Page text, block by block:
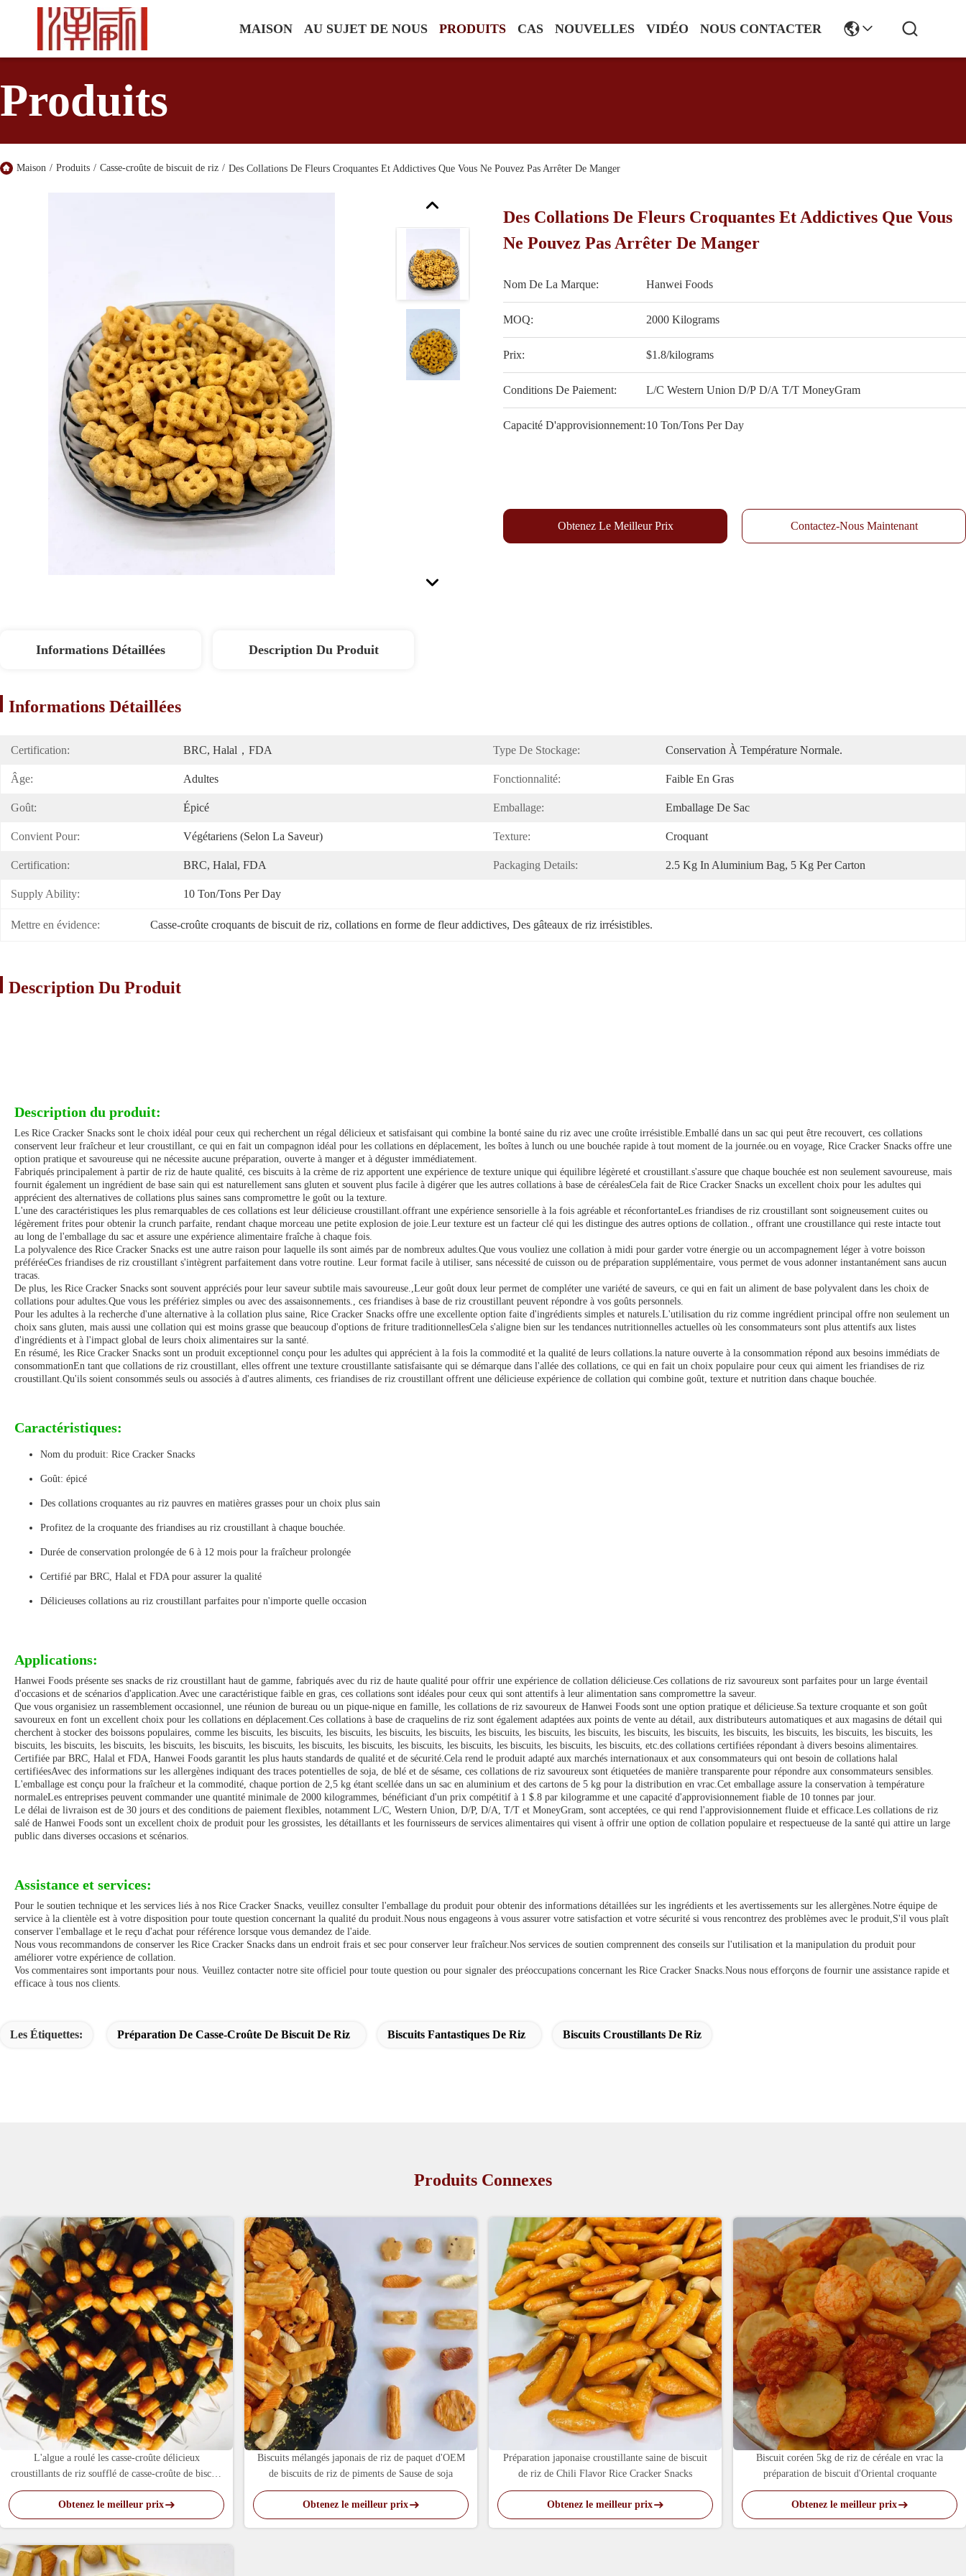
MAISON AU SUJET DE NOUS PRODUITS CAS NOUVELLES VIDÉO NOUS CONTACTER
Produits
Maison / Produits / Casse-croûte de biscuit de riz / Des Collations De Fleurs Croquantes Et Addictives Que Vous Ne Pouvez Pas Arrêter De Manger
Des Collations De Fleurs Croquantes Et Addictives Que Vous
Ne Pouvez Pas Arrêter De Manger
Nom De La Marque: Hanwei Foods
MOQ: 2000 Kilograms
Prix: $1.8/kilograms
Conditions De Paiement: L/C Western Union D/P D/A T/T MoneyGram
Capacité D'approvisionnement:10 Ton/Tons Per Day
Obtenez Le Meilleur Prix Contactez-Nous Maintenant
Informations Détaillées Description Du Produit
Informations Détaillées
Certification: BRC, Halal，FDA Type De Stockage: Conservation À Température Normale.
Âge: Adultes Fonctionnalité: Faible En Gras
Goût: Épicé Emballage: Emballage De Sac
Convient Pour: Végétariens (selon La Saveur) Texture: Croquant
Certification: BRC, Halal, FDA Packaging Details: 2.5 Kg In Aluminium Bag, 5 Kg Per Carton
Supply Ability: 10 Ton/Tons Per Day
Mettre en évidence: Casse-croûte croquants de biscuit de riz, collations en forme de fleur addictives, Des gâteaux de riz irrésistibles.
Description Du Produit
Description du produit:
Les Rice Cracker Snacks sont le choix idéal pour ceux qui recherchent un régal délicieux et satisfaisant qui combine la bonté saine du riz avec une croûte irrésistible.Emballé dans un sac qui peut être recouvert, ces collations
conservent leur fraîcheur et leur croustillant, ce qui en fait un compagnon idéal pour les collations en déplacement, les boîtes à lunch ou une bouchée rapide à tout moment de la journée.ou en voyage, Rice Cracker Snacks offre une
option pratique et savoureuse qui ne nécessite aucune préparation, ouverte à manger et à déguster immédiatement.
Fabriqués principalement à partir de riz de haute qualité, ces biscuits à la crème de riz apportent une expérience de texture unique qui équilibre légèreté et croustillant.s'assure que chaque bouchée est non seulement savoureuse, mais
fournit également un ingrédient de base sain qui est naturellement sans gluten et souvent plus facile à digérer que les autres collations à base de céréalesCela fait de Rice Cracker Snacks un excellent choix pour les adultes qui
apprécient des alternatives de collations plus saines sans compromettre le goût ou la texture.
L'une des caractéristiques les plus remarquables de ces collations est leur délicieuse croustillant.offrant une expérience sensorielle à la fois agréable et réconfortanteLes friandises de riz croustillant sont soigneusement cuites ou
légèrement frites pour obtenir la crunch parfaite, rendant chaque morceau une petite explosion de joie.Leur texture est un facteur clé qui les distingue des autres options de collation., offrant une croustillance qui reste intacte tout
au long de l'emballage du sac et assure une expérience alimentaire fraîche à chaque fois.
La polyvalence des Rice Cracker Snacks est une autre raison pour laquelle ils sont aimés par de nombreux adultes.Que vous vouliez une collation à midi pour garder votre énergie ou un accompagnement léger à votre boisson
préféréeCes friandises de riz croustillant s'intègrent parfaitement dans votre routine. Leur format facile à utiliser, sans nécessité de cuisson ou de préparation supplémentaire, vous permet de vous adonner instantanément sans aucun
tracas.
De plus, les Rice Cracker Snacks sont souvent appréciés pour leur saveur subtile mais savoureuse.,Leur goût doux leur permet de compléter une variété de saveurs, ce qui en fait un aliment de base polyvalent dans les choix de
collations pour adultes.Que vous les préfériez simples ou avec des assaisonnements., ces friandises à base de riz croustillant peuvent répondre à vos goûts personnels.
Pour les adultes à la recherche d'une alternative à la collation plus saine, Rice Cracker Snacks offre une excellente option faite d'ingrédients simples et naturels.L'utilisation du riz comme ingrédient principal offre non seulement un
choix sans gluten, mais aussi une collation qui est moins grasse que beaucoup d'options de friture traditionnellesCela s'aligne bien sur les tendances nutritionnelles actuelles où les consommateurs sont plus attentifs aux listes
d'ingrédients et à l'impact global de leurs choix alimentaires sur la santé.
En résumé, les Rice Cracker Snacks sont un produit exceptionnel conçu pour les adultes qui apprécient à la fois la commodité et la qualité de leurs collations.la nature ouverte à la consommation répond aux besoins immédiats de
consommationEn tant que collations de riz croustillant, elles offrent une texture croustillante satisfaisante qui se démarque dans l'allée des collations, ce qui en fait un choix populaire pour ceux qui aiment les friandises de riz
croustillant.Qu'ils soient consommés seuls ou associés à d'autres aliments, ces friandises de riz croustillant offrent une délicieuse expérience de collation qui combine goût, texture et nutrition dans chaque bouchée.
Caractéristiques:
Nom du produit: Rice Cracker Snacks
Goût: épicé
Des collations croquantes au riz pauvres en matières grasses pour un choix plus sain
Profitez de la croquante des friandises au riz croustillant à chaque bouchée.
Durée de conservation prolongée de 6 à 12 mois pour la fraîcheur prolongée
Certifié par BRC, Halal et FDA pour assurer la qualité
Délicieuses collations au riz croustillant parfaites pour n'importe quelle occasion
Applications:
Hanwei Foods présente ses snacks de riz croustillant haut de gamme, fabriqués avec du riz de haute qualité pour offrir une expérience de collation délicieuse.Ces collations de riz savoureux sont parfaites pour un large éventail
d'occasions et de scénarios d'application.Avec une caractéristique faible en gras, ces collations sont idéales pour ceux qui sont attentifs à leur alimentation sans compromettre la saveur.
Que vous organisiez un rassemblement occasionnel, une réunion de bureau ou un pique-nique en famille, les collations de riz savoureux de Hanwei Foods sont une option pratique et délicieuse.Sa texture croquante et son goût
savoureux en font un excellent choix pour les collations en déplacement.Ces collations à base de craquelins de riz sont également adaptées aux points de vente au détail, aux distributeurs automatiques et aux magasins de détail qui
cherchent à stocker des boissons populaires, comme les biscuits, les biscuits, les biscuits, les biscuits, les biscuits, les biscuits, les biscuits, les biscuits, les biscuits, les biscuits, les biscuits, les biscuits, les biscuits, les biscuits, les
biscuits, les biscuits, les biscuits, les biscuits, les biscuits, les biscuits, les biscuits, les biscuits, les biscuits, les biscuits, les biscuits, les biscuits, les biscuits, etc.des collations certifiées répondant à divers besoins alimentaires.
Certifiée par BRC, Halal et FDA, Hanwei Foods garantit les plus hauts standards de qualité et de sécurité.Cela rend le produit adapté aux marchés internationaux et aux consommateurs qui ont besoin de collations halal
certifiéesAvec des informations sur les allergènes indiquant des traces potentielles de soja, de blé et de sésame, ces collations de riz savoureux sont étiquetées de manière transparente pour répondre aux consommateurs sensibles.
L'emballage est conçu pour la fraîcheur et la commodité, chaque portion de 2,5 kg étant scellée dans un sac en aluminium et des cartons de 5 kg pour la distribution en vrac.Cet emballage assure la conservation à température
normaleLes entreprises peuvent commander une quantité minimale de 2000 kilogrammes, bénéficiant d'un prix compétitif à 1 $.8 par kilogramme et une capacité d'approvisionnement fiable de 10 tonnes par jour.
Le délai de livraison est de 30 jours et des conditions de paiement flexibles, notamment L/C, Western Union, D/P, D/A, T/T et MoneyGram, sont acceptées, ce qui rend l'approvisionnement fluide et efficace.Les collations de riz
salé de Hanwei Foods sont un excellent choix de produit pour les grossistes, les détaillants et les fournisseurs de services alimentaires qui visent à offrir une option de collation populaire et respectueuse de la santé qui attire un large
public dans diverses occasions et scénarios.
Assistance et services:
Pour le soutien technique et les services liés à nos Rice Cracker Snacks, veuillez consulter l'emballage du produit pour obtenir des informations détaillées sur les ingrédients et les avertissements sur les allergènes.Notre équipe de
service à la clientèle est à votre disposition pour toute question concernant la qualité du produit.Nous nous engageons à vous assurer votre satisfaction et votre sécurité si vous rencontrez des problèmes avec le produit,S'il vous plaît
conserver l'emballage et le reçu d'achat pour référence lorsque vous demandez de l'aide.
Nous vous recommandons de conserver les Rice Cracker Snacks dans un endroit frais et sec pour conserver leur fraîcheur.Nos services de soutien comprennent des conseils sur l'utilisation et la manipulation du produit pour
améliorer votre expérience de collation.
Vos commentaires sont importants pour nous. Veuillez contacter notre site officiel pour toute question ou pour signaler des préoccupations concernant les Rice Cracker Snacks.Nous nous efforçons de fournir une assistance rapide et
efficace à tous nos clients.
Les Étiquettes: Préparation De Casse-Croûte De Biscuit De Riz Biscuits Fantastiques De Riz Biscuits Croustillants De Riz
Produits Connexes
L'algue a roulé les casse-croûte délicieux
croustillants de riz soufflé de casse-croûte de biscuit
de riz
Obtenez le meilleur prix
Biscuits mélangés japonais de riz de paquet d'OEM
de biscuits de riz de piments de Sause de soja
Obtenez le meilleur prix
Préparation japonaise croustillante saine de biscuit
de riz de Chili Flavor Rice Cracker Snacks
Obtenez le meilleur prix
Biscuit coréen 5kg de riz de céréale en vrac la
préparation de biscuit d'Oriental croquante
Obtenez le meilleur prix